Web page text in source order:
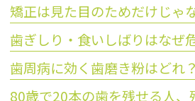
歯ぎしり・食いしばりはなぜ
歯周病に効く歯磨き粉はどれ？